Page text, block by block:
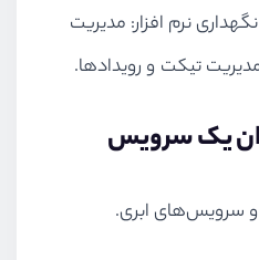
نرم افزار: مدیریت
تیکت و رویدادها.
و سرویس‌های ابری.